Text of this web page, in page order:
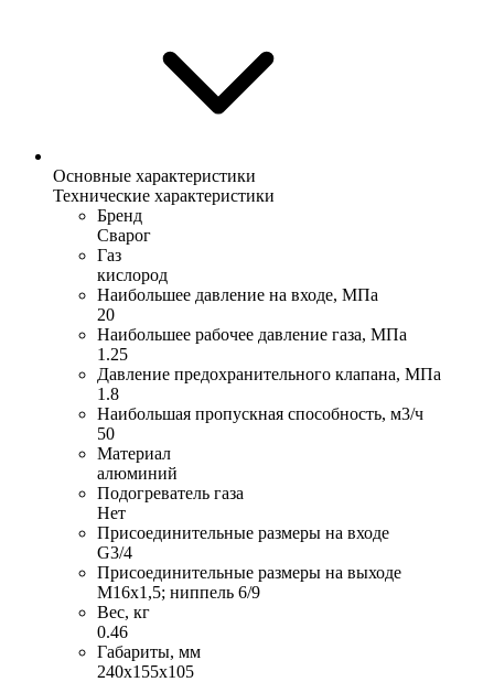
Основные характеристики
Технические характеристики
Бренд
Сварог
Газ
кислород
Наибольшее давление на входе, МПа
20
Наибольшее рабочее давление газа, МПа
1.25
Давление предохранительного клапана, МПа
1.8
Наибольшая пропускная способность, м3/ч
50
Материал
алюминий
Подогреватель газа
Нет
Присоединительные размеры на входе
G3/4
Присоединительные размеры на выходе
M16х1,5; ниппель 6/9
Вес, кг
0.46
Габариты, мм
240х155х105